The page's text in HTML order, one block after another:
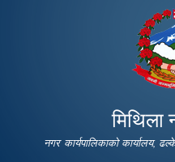
Skip to
main
content
मिथिला
नगर कार्यपालिकाको कार्यालय,